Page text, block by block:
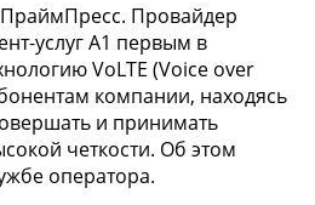
Провайдер
услуг A1 первым в
VoLTE (Voice over
компании, находясь
и принимать
четкости. Об этом
оператора.